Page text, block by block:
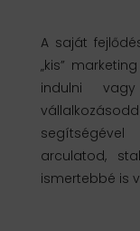
A saját
„kis”
indulni
arculatod,
ismertebbé is